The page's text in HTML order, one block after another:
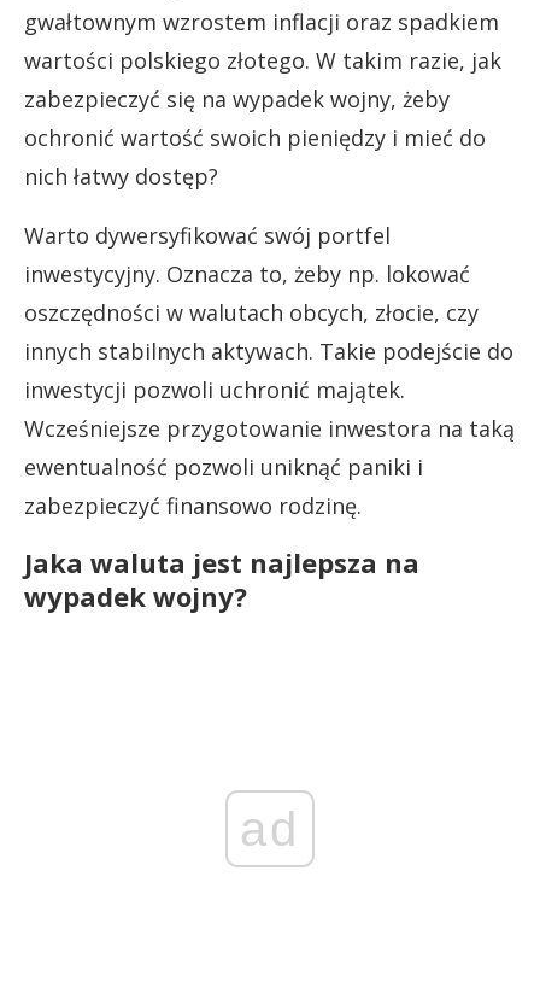
gwałtownym wzrostem inflacji oraz spadkiem
wartości polskiego złotego. W takim razie, jak
zabezpieczyć się na wypadek wojny, żeby
ochronić wartość swoich pieniędzy i mieć do
nich łatwy dostęp?
Warto dywersyfikować swój portfel
inwestycyjny. Oznacza to, żeby np. lokować
oszczędności w walutach obcych, złocie, czy
innych stabilnych aktywach. Takie podejście do
inwestycji pozwoli uchronić majątek.
Wcześniejsze przygotowanie inwestora na taką
ewentualność pozwoli uniknąć paniki i
zabezpieczyć finansowo rodzinę.
Jaka waluta jest najlepsza na
wypadek wojny?
ad